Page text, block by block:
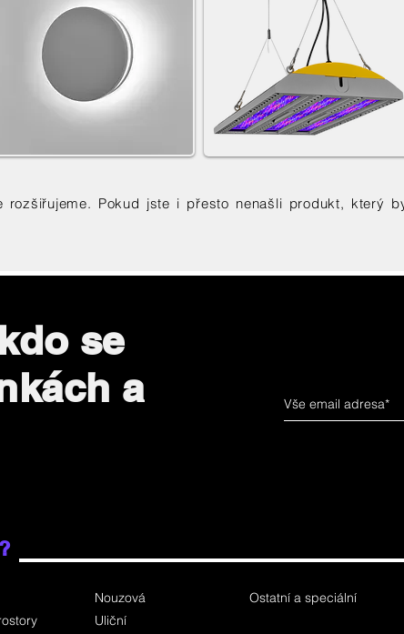
rozšiřujeme. Pokud jste i přesto nenašli produkt, který
se
a
Nouzová
Uliční
Ostatní a speciální